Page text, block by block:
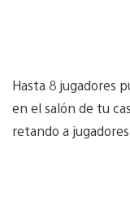
Hasta 8 jugadores
en el salón de tu
retando a